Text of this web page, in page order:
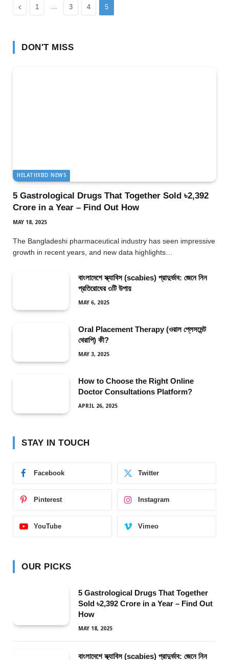
Previous
1 … 3 4 5
DON'T MISS
HELATHXBD NEWS
5 Gastrological Drugs That Together Sold ৳2,392
Crore in a Year – Find Out How
MAY 18, 2025
The Bangladeshi pharmaceutical industry has seen impressive
growth in recent years, and new data highlights…
বাংলাদেশে স্ক্যাবিস (scabies) প্রাদুর্ভাব: জেনে নিন
প্রতিরোধের ৩টি উপায়
MAY 6, 2025
Oral Placement Therapy (ওরাল প্লেসমেন্ট
থেরাপি) কী?
MAY 3, 2025
How to Choose the Right Online
Doctor Consultations Platform?
APRIL 26, 2025
STAY IN TOUCH
Facebook Twitter
Pinterest Instagram
YouTube Vimeo
OUR PICKS
5 Gastrological Drugs That Together
Sold ৳2,392 Crore in a Year – Find Out
How
MAY 18, 2025
বাংলাদেশে স্ক্যাবিস (scabies) প্রাদুর্ভাব: জেনে নিন